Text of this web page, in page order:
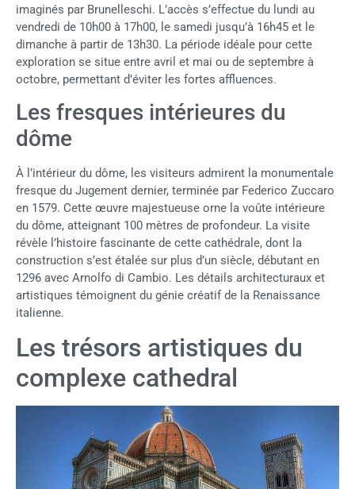
imaginés par Brunelleschi. L’accès s’effectue du lundi au
vendredi de 10h00 à 17h00, le samedi jusqu’à 16h45 et le
dimanche à partir de 13h30. La période idéale pour cette
exploration se situe entre avril et mai ou de septembre à
octobre, permettant d’éviter les fortes affluences.
Les fresques intérieures du
dôme
À l’intérieur du dôme, les visiteurs admirent la monumentale
fresque du Jugement dernier, terminée par Federico Zuccaro
en 1579. Cette œuvre majestueuse orne la voûte intérieure
du dôme, atteignant 100 mètres de profondeur. La visite
révèle l’histoire fascinante de cette cathédrale, dont la
construction s’est étalée sur plus d’un siècle, débutant en
1296 avec Arnolfo di Cambio. Les détails architecturaux et
artistiques témoignent du génie créatif de la Renaissance
italienne.
Les trésors artistiques du
complexe cathedral